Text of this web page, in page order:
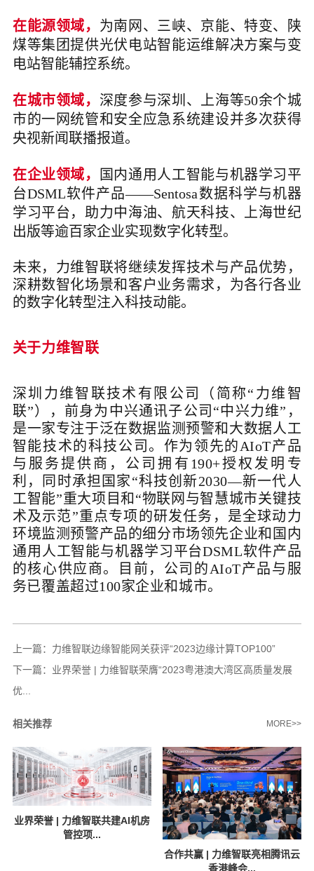
在能源领域， 为南网、三峡、京能、特变、陕
煤等集团提供光伏电站智能运维解决方案与变
电站智能辅控系统。
在城市领域， 深度参与深圳、上海等50余个城
市的一网统管和安全应急系统建设并多次获得
央视新闻联播报道。
在企业领域，
国内通用人工智能与机器学习平
台DSML软件产品——Sentosa数据科学与机器
学习平台，助力中海油、航天科技、上海世纪
出版等逾百家企业实现数字化转型。
未来，力维智联将继续发挥技术与产品优势，
深耕数智化场景和客户业务需求，为各行各业
的数字化转型注入科技动能。
关于力维智联
深圳力维智联技术有限公司（简称“力维智
联”），前身为中兴通讯子公司“中兴力维”，
是一家专注于泛在数据监测预警和大数据人工
智能技术的科技公司。作为领先的AIoT产品
与服务提供商，公司拥有190+授权发明专
利，同时承担国家“科技创新2030—新一代人
工智能”重大项目和“物联网与智慧城市关键技
术及示范”重点专项的研发任务，是全球动力
环境监测预警产品的细分市场领先企业和国内
通用人工智能与机器学习平台DSML软件产品
的核心供应商。目前，公司的AIoT产品与服
务已覆盖超过100家企业和城市。
上一篇： 力维智联边缘智能网关获评“2023边缘计算TOP100”
下一篇： 业界荣誉 | 力维智联荣膺“2023粤港澳大湾区高质量发展
优...
相关推荐 MORE>>
业界荣誉 | 力维智联共建AI机房
管控项...
合作共赢 | 力维智联亮相腾讯云
香港峰会...